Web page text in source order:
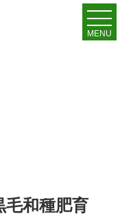
MENU
毛和種肥育